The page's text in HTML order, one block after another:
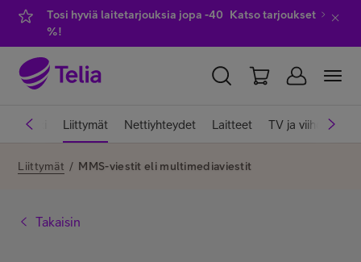
Tosi hyviä laitetarjouksia jopa -40
%!
Katso tarjoukset
YKSITYISILLE YRITYKSILLE WHOLESALE
Liittymät Nettiyhteydet Laitteet TV ja viihde
Liittymät / MMS-viestit eli multimediaviestit
Takaisin